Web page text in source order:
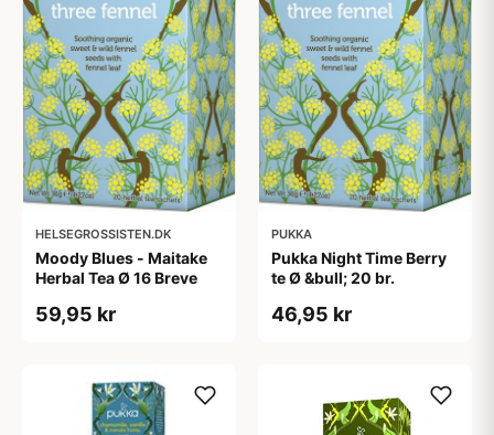
HELSEGROSSISTEN.DK
Moody Blues - Maitake
Herbal Tea Ø 16 Breve
59,95 kr
PUKKA
Pukka Night Time Berry
te Ø &bull; 20 br.
46,95 kr